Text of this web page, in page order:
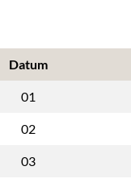
Datum
01
02
03